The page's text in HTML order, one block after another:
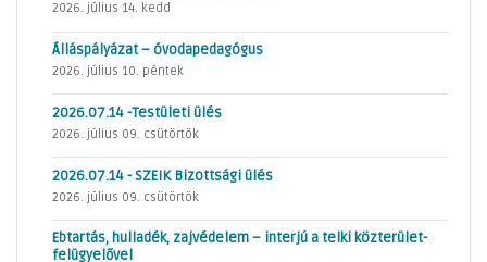
2026. július 14. kedd
Álláspályázat – óvodapedagógus
2026. július 10. péntek
2026.07.14 -Testületi ülés
2026. július 09. csütörtök
2026.07.14 - SZEIK Bizottsági ülés
2026. július 09. csütörtök
Ebtartás, hulladék, zajvédelem – interjú a telki közterület-
felügyelővel